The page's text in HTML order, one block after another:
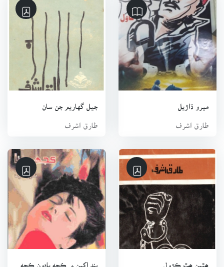
هڪ ئي مجموعي ’بند اکين ۾ ڪجهه سپنا، ڪجهه يادون‘ ۾ ڇپيو
ويو. هن ’اداره نو ادب‘ پاران ڪجهه ڪتاب ڇپرائڻ کانپوءِ دوستن
جي صلاح ۽ سنڌي ٻوليءَ ۾ ڪنهن سٺي رسالي جي نه هئڻ کي
سال ڪڍيائين. طارق اشرف کي ’اظهار جي آزادي‘ جي ڏوهه ۾ ٻه
ڀيرا جيل ۾ وڌو ويو. پهريون ڀيرو 1975ع ۾ ٻاويهن مهينن تائين
سان سجايو ويو. جيل ۾ پاڻ ڪيترائي ڪتاب لکيائين جهڙوڪ:
ٻاويهه مهينا جيل ۾ ’ٻه ڀاڱا‘، ’جيل گهاريم جن سان‘، ’اڌ ملاقات‘،
دوران 1983ع ۾ گرفتار ڪيو ويو. اهو جيل وارو عرصو ٽن مهينن
تي ٻڌل هو، جنهن هن کان ’هٿين هٿ ڪڙول (جيل جي ڊائري)‘
لکرايو. مٿئين رسالي ۽ ڪتابن کانسواءِ هن 79-1978ع ۾ ’تخليق
پبليڪيشن‘ جي سري سان به ڪجهه ڪتاب ’چڱو ادب‘، ’سيهوڳي
ادب‘ وغيره ڪتابي سلسلن طور ترتيب ڏنا. طارق اشرف ۽ سهڻي
جو ڪردار سنڌي ادب ۾ اهم حيثيت والاري ٿو.طارق اشرف 14
اپريل 1992ع تي وفات ڪئي.
انسائيڪلوپيڊيا سنڌيانا تان ورتل
ميرو ڌاڙيل
طارق اشرف
جيل گهاريم جن سان
طارق اشرف
ھٿين ھٿ ڪڙول بند اکين ۾ ڪجه يادون ڪجه